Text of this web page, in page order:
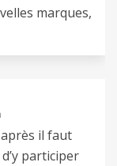
marques,
il faut
participer